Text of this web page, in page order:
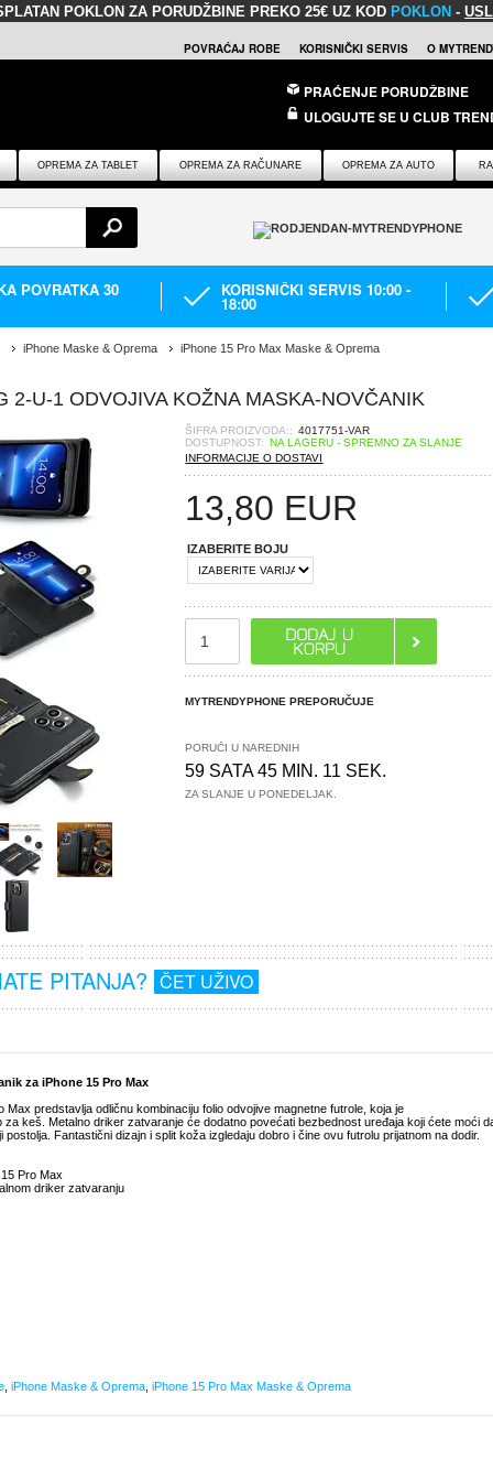
POKLON ZA PORUDŽBINE PREKO 25€ UZ KOD POKLON -
POVRAĆAJ ROBE KORISNIČKI SERVIS O
PRAĆENJE PORUDŽBINE
ULOGUJTE SE U CLUB
OPREMA ZA TABLET OPREMA ZA RAČUNARE OPREMA ZA AUTO
POVRATKA 30 KORISNIČKI SERVIS 10:00 -
18:00
iPhone Maske & Oprema iPhone 15 Pro Max Maske & Oprema
2-U-1 ODVOJIVA KOŽNA MASKA-NOVČANIK
ŠIFRA PROIZVODA:: 4017751-VAR
DOSTUPNOST: NA LAGERU - SPREMNO ZA SLANJE
INFORMACIJE O DOSTAVI
13,80 EUR
IZABERITE BOJU
MYTRENDYPHONE PREPORUČUJE
PORUČI U NAREDNIH
59 SATA 45 MIN. 11 SEK.
ZA SLANJE U PONEDELJAK.
PITANJA? ČET UŽIVO
za iPhone 15 Pro Max
predstavlja odličnu kombinaciju folio odvojive magnetne futrole, koja je
keš. Metalno driker zatvaranje će dodatno povećati bezbednost uređaja koji ćete moći
Fantastični dizajn i split koža izgledaju dobro i čine ovu futrolu prijatnom na dodir.
Pro Max
driker zatvaranju
iPhone Maske & Oprema iPhone 15 Pro Max Maske & Oprema